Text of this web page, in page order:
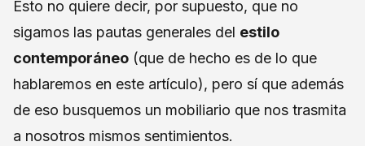
Esto no quiere decir, por supuesto, que no
sigamos las pautas generales del estilo
contemporáneo (que de hecho es de lo que
hablaremos en este artículo), pero sí que además
de eso busquemos un mobiliario que nos trasmita
a nosotros mismos sentimientos.